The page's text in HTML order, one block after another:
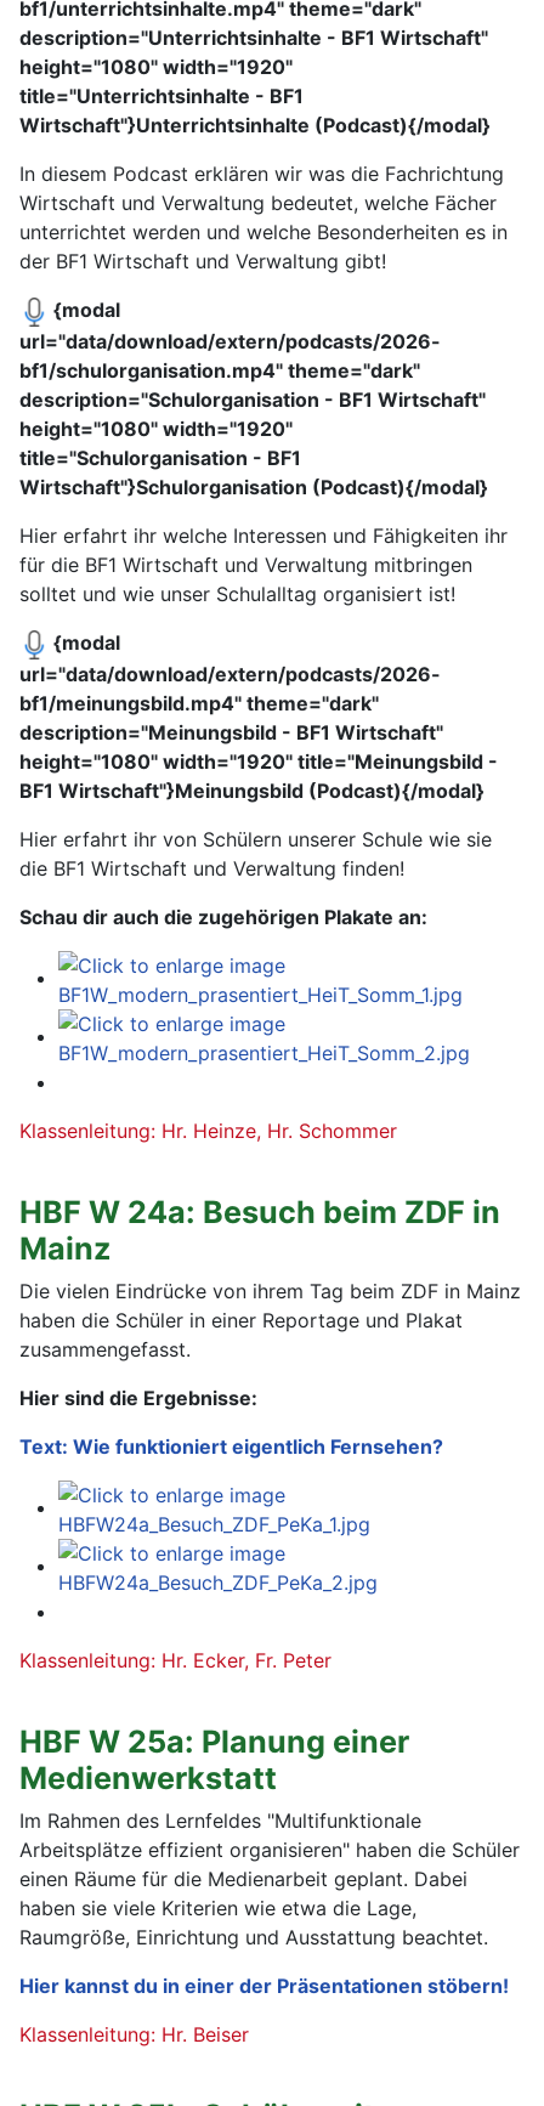
bf1/unterrichtsinhalte.mp4" theme="dark"
description="Unterrichtsinhalte - BF1 Wirtschaft"
height="1080" width="1920"
title="Unterrichtsinhalte - BF1
Wirtschaft"}Unterrichtsinhalte (Podcast){/modal}
In diesem Podcast erklären wir was die Fachrichtung
Wirtschaft und Verwaltung bedeutet, welche Fächer
unterrichtet werden und welche Besonderheiten es in
der BF1 Wirtschaft und Verwaltung gibt!
{modal
url="data/download/extern/podcasts/2026-
bf1/schulorganisation.mp4" theme="dark"
description="Schulorganisation - BF1 Wirtschaft"
height="1080" width="1920"
title="Schulorganisation - BF1
Wirtschaft"}Schulorganisation (Podcast){/modal}
Hier erfahrt ihr welche Interessen und Fähigkeiten ihr
für die BF1 Wirtschaft und Verwaltung mitbringen
solltet und wie unser Schulalltag organisiert ist!
{modal
url="data/download/extern/podcasts/2026-
bf1/meinungsbild.mp4" theme="dark"
description="Meinungsbild - BF1 Wirtschaft"
height="1080" width="1920" title="Meinungsbild -
BF1 Wirtschaft"}Meinungsbild (Podcast){/modal}
Hier erfahrt ihr von Schülern unserer Schule wie sie
die BF1 Wirtschaft und Verwaltung finden!
Schau dir auch die zugehörigen Plakate an:
Klassenleitung: Hr. Heinze, Hr. Schommer
HBF W 24a: Besuch beim ZDF in
Mainz
Die vielen Eindrücke von ihrem Tag beim ZDF in Mainz
haben die Schüler in einer Reportage und Plakat
zusammengefasst.
Hier sind die Ergebnisse:
Text: Wie funktioniert eigentlich Fernsehen?
Klassenleitung: Hr. Ecker, Fr. Peter
HBF W 25a: Planung einer
Medienwerkstatt
Im Rahmen des Lernfeldes "Multifunktionale
Arbeitsplätze effizient organisieren" haben die Schüler
einen Räume für die Medienarbeit geplant. Dabei
haben sie viele Kriterien wie etwa die Lage,
Raumgröße, Einrichtung und Ausstattung beachtet.
Hier kannst du in einer der Präsentationen stöbern!
Klassenleitung: Hr. Beiser